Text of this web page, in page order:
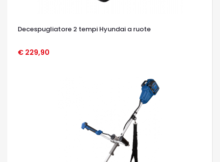
Decespugliatore 2 tempi Hyundai a ruote
€ 229,90
OCCHIATA VELOCE